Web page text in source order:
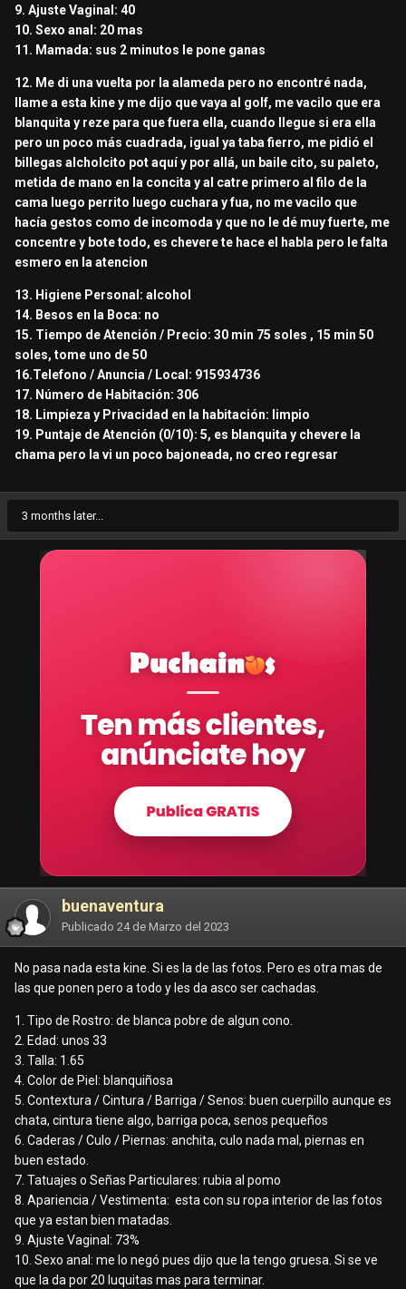
9. Ajuste Vaginal: 40
10. Sexo anal: 20 mas
11. Mamada: sus 2 minutos le pone ganas
12. Me di una vuelta por la alameda pero no encontré nada,
llame a esta kine y me dijo que vaya al golf, me vacilo que era
blanquita y reze para que fuera ella, cuando llegue si era ella
pero un poco más cuadrada, igual ya taba fierro, me pidió el
billegas alcholcito pot aquí y por allá, un baile cito, su paleto,
metida de mano en la concita y al catre primero al filo de la
cama luego perrito luego cuchara y fua, no me vacilo que
hacía gestos como de incomoda y que no le dé muy fuerte, me
concentre y bote todo, es chevere te hace el habla pero le falta
esmero en la atencion
13. Higiene Personal: alcohol
14. Besos en la Boca: no
15. Tiempo de Atención / Precio: 30 min 75 soles , 15 min 50
soles, tome uno de 50
16.Telefono / Anuncia / Local: 915934736
17. Número de Habitación: 306
18. Limpieza y Privacidad en la habitación: limpio
19. Puntaje de Atención (0/10): 5, es blanquita y chevere la
chama pero la vi un poco bajoneada, no creo regresar
3 months later...
buenaventura
Publicado 24 de Marzo del 2023
No pasa nada esta kine. Si es la de las fotos. Pero es otra mas de
las que ponen pero a todo y les da asco ser cachadas.
1. Tipo de Rostro: de blanca pobre de algun cono.
2. Edad: unos 33
3. Talla: 1.65
4. Color de Piel: blanquiñosa
5. Contextura / Cintura / Barriga / Senos: buen cuerpillo aunque es
chata, cintura tiene algo, barriga poca, senos pequeños
6. Caderas / Culo / Piernas: anchita, culo nada mal, piernas en
buen estado.
7. Tatuajes o Señas Particulares: rubia al pomo
8. Apariencia / Vestimenta: esta con su ropa interior de las fotos
que ya estan bien matadas.
9. Ajuste Vaginal: 73%
10. Sexo anal: me lo negó pues dijo que la tengo gruesa. Si se ve
que la da por 20 luquitas mas para terminar.